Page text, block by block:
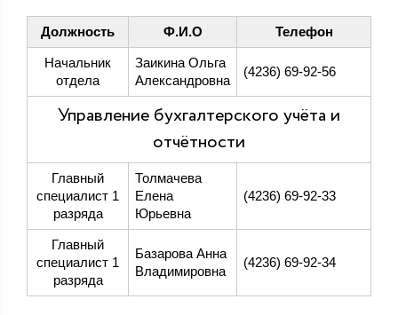
Должность Ф.И.О Телефон
Начальник
отдела
Заикина Ольга
Александровна
(4236) 69-92-56
Управление бухгалтерского учёта и
отчётности
Главный
специалист 1
разряда
Толмачева
Елена
Юрьевна
(4236) 69-92-33
Главный
специалист 1
разряда
Базарова Анна
Владимировна
(4236) 69-92-34